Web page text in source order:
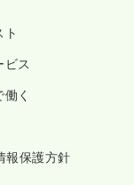
ト
ビス
く
報保護方針